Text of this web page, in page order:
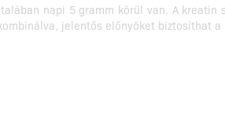
napi 5 gramm körül van. A kreatin
jelentős előnyöket biztosíthat a